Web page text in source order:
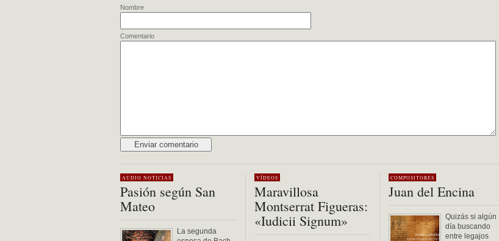
Nombre
Comentario
AUDIO NOTICIAS
Pasión según San
Mateo
La segunda
VÍDEOS
Maravillosa
Montserrat Figueras:
«Iudicii Signum»
COMPOSITORES
Juan del Encina
Quizás si algún
día buscando
entre legajos